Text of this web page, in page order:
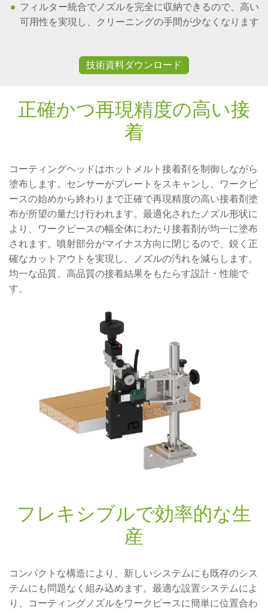
フィルター統合でノズルを完全に収納できるので、高い
可用性を実現し、クリーニングの手間が少なくなります
技術資料ダウンロード
正確かつ再現精度の高い接
着
コーティングヘッドはホットメルト接着剤を制御しながら
塗布します。センサーがプレートをスキャンし、ワークピ
ースの始めから終わりまで正確で再現精度の高い接着剤塗
布が所望の量だけ行われます。最適化されたノズル形状に
より、ワークピースの幅全体にわたり接着剤が均一に塗布
されます。噴射部分がマイナス方向に閉じるので、鋭く正
確なカットアウトを実現し、ノズルの汚れを減らします。
均一な品質、高品質の接着結果をもたらす設計・性能で
す。
フレキシブルで効率的な生
産
コンパクトな構造により、新しいシステムにも既存のシス
テムにも問題なく組み込めます。最適な設置システムによ
り、コーティングノズルをワークピースに簡単に位置合わ